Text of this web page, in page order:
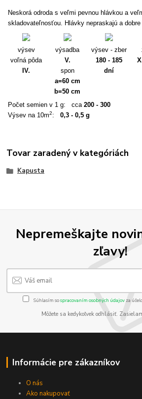
Neskorá odroda s veľmi pevnou hlávkou a
skladovateľnosťou. Hlávky nepraskajú a dobre
výsev
voľná pôda
IV.
výsadba
V.
spon
a=60 cm
b=50 cm
výsev - zber
180 - 185
dní
Počet semien v 1 g: cca 200 - 300
Výsev na 10m2:0,3 - 0,5 g
Tovar zaradený v kategóriách
Kapusta
Nepremeškajte
zľavy!
Súhlasím sospracovaním osobných údajov za
Môžete sa kedykoľvek odhlásiť.
Informácie pre zákazníkov
O nás
Ako nakupovať